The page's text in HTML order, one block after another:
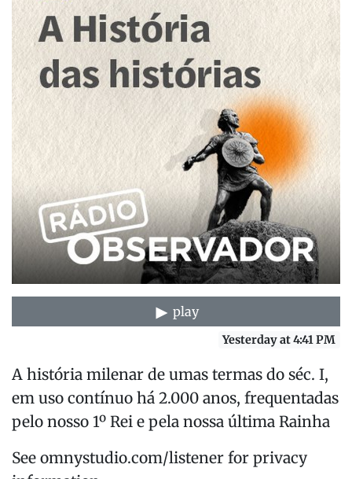
play
Yesterday at 4:41 PM
A história milenar de umas termas do séc. I,
em uso contínuo há 2.000 anos, frequentadas
pelo nosso 1º Rei e pela nossa última Rainha
See omnystudio.com/listener for privacy